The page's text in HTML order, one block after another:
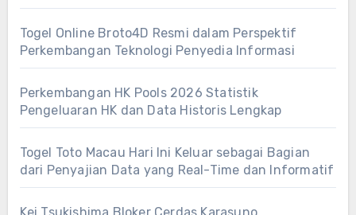
Togel Online Broto4D Resmi dalam Perspektif
Perkembangan Teknologi Penyedia Informasi
Perkembangan HK Pools 2026 Statistik
Pengeluaran HK dan Data Historis Lengkap
Togel Toto Macau Hari Ini Keluar sebagai Bagian
dari Penyajian Data yang Real-Time dan Informatif